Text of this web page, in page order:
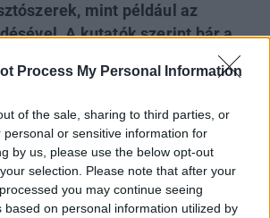
Process My Personal Information
of the sale, sharing to third parties, or
personal or sensitive information for
by us, please use the below opt-out
selection. Please note that after your
you may continue seeing
based on personal information utilized by
mint például az
A kutatók szerint bár a
az ország déli részén, ahol a
a Bloomberg.
2026Új lehetőségek a magyar
De mégis mihez kezd ezzel a
szektor? Jubileumi konferenciánkon